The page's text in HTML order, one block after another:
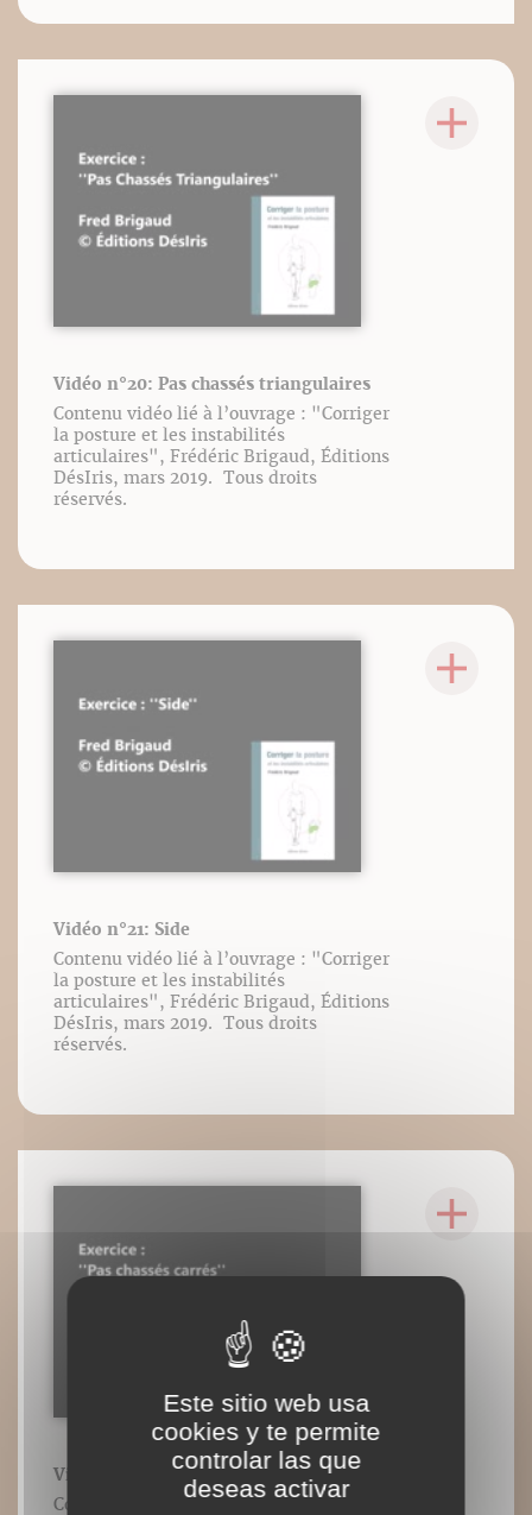
Vidéo n°20: Pas chassés triangulaires
Contenu vidéo lié à l’ouvrage : "Corriger
la posture et les instabilités
articulaires", Frédéric Brigaud, Éditions
DésIris, mars 2019. Tous droits
réservés.
Vidéo n°21: Side
Contenu vidéo lié à l’ouvrage : "Corriger
la posture et les instabilités
articulaires", Frédéric Brigaud, Éditions
DésIris, mars 2019. Tous droits
réservés.
Vidéo n°22: Pas chassés carrés
Contenu vidéo lié à l’ouvrage : "Corriger
Este sitio web usa
cookies y te permite
controlar las que
deseas activar